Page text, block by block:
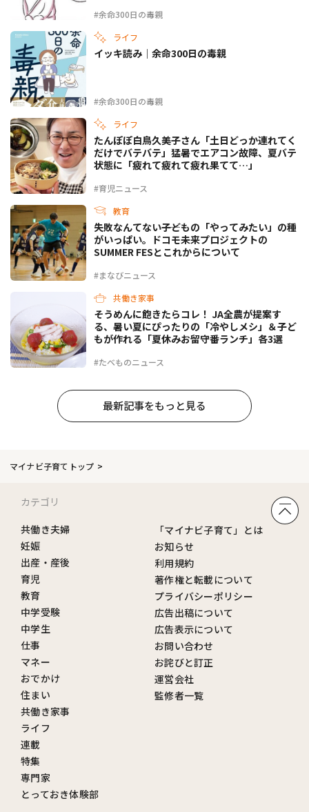
#余命300日の毒親
ライフ
#余命300日の毒親
イッキ読み｜余命300日の毒親
ライフ
#育児ニュース
たんぽぽ白鳥久美子さん「土日どっか連れてく
だけでバテバテ」猛暑でエアコン故障、夏バテ
状態に「疲れて疲れて疲れ果てて…」
教育
#まなびニュース
失敗なんてない――子どもの「やってみたい」の種
がいっぱい。ドコモ未来プロジェクトの
SUMMER FESとこれからについて
共働き家事
#たべものニュース
そうめんに飽きたらコレ！ JA全農が提案す
る、暑い夏にぴったりの「冷やしメシ」＆子ど
もが作れる「夏休みお留守番ランチ」各3選
最新記事をもっと見る
マイナビ子育てトップ
カテゴリ
共働き夫婦
妊娠
出産・産後
育児
教育
中学受験
中学生
仕事
マネー
おでかけ
住まい
共働き家事
ライフ
連載
特集
専門家
とっておき体験部
「マイナビ子育て」とは
お知らせ
利用規約
著作権と転載について
プライバシーポリシー
広告出稿について
広告表示について
お問い合わせ
お詫びと訂正
運営会社
監修者一覧